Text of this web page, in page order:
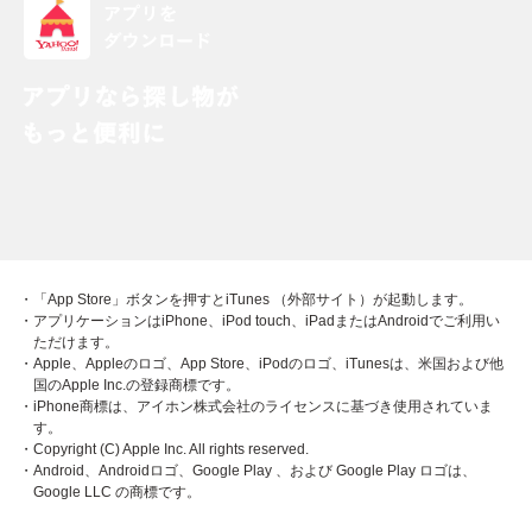
・「App Store」ボタンを押すとiTunes （外部サイト）が起動します。
・アプリケーションはiPhone、iPod touch、iPadまたはAndroidでご利用い
ただけます。
・Apple、Appleのロゴ、App Store、iPodのロゴ、iTunesは、米国および他
国のApple Inc.の登録商標です。
・iPhone商標は、アイホン株式会社のライセンスに基づき使用されていま
す。
・Copyright (C) Apple Inc. All rights reserved.
・Android、Androidロゴ、Google Play 、および Google Play ロゴは、
Google LLC の商標です。